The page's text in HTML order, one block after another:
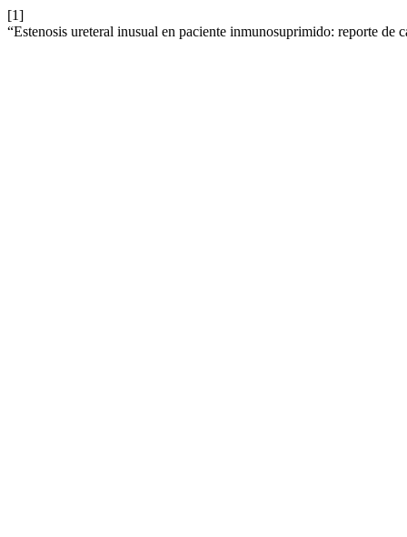
[1]
“Estenosis ureteral inusual en paciente inmunosuprimido: reporte de